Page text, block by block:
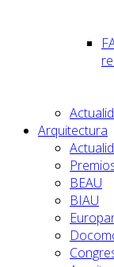
Arquitectura
BEAU
BIAU